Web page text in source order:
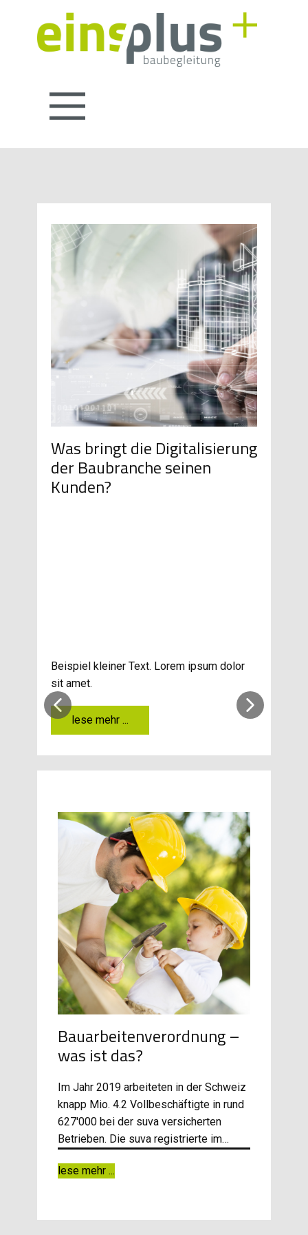
Was bringt die Digitalisierung
der Baubranche seinen
Kunden?
Beispiel kleiner Text. Lorem ipsum dolor
sit amet.
lese mehr ...
Bauarbeitenverordnung –
was ist das?
Im Jahr 2019 arbeiteten in der Schweiz
knapp Mio. 4.2 Vollbeschäftigte in rund
627'000 bei der suva versicherten
Betrieben. Die suva registrierte im…
lese mehr ...